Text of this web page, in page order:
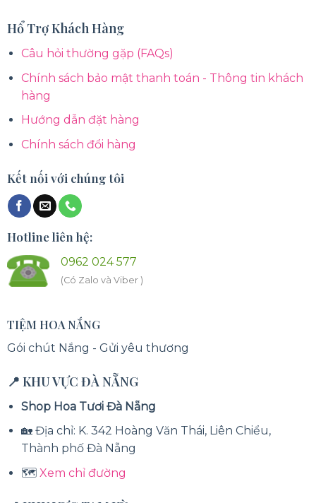
Hổ Trợ Khách Hàng
Câu hỏi thường gặp (FAQs)
Chính sách bảo mật thanh toán - Thông tin khách
hàng
Hướng dẫn đặt hàng
Chính sách đổi hàng
Kết nối với chúng tôi
Hotline liên hệ:
0962 024 577
(Có Zalo và Viber )
TIỆM HOA NẮNG
Gói chút Nắng - Gửi yêu thương
📍 KHU VỰC ĐÀ NẴNG
Shop Hoa Tươi Đà Nẵng
🏡 Địa chỉ: K. 342 Hoàng Văn Thái, Liên Chiểu,
Thành phố Đà Nẵng
🗺️Xem chỉ đường